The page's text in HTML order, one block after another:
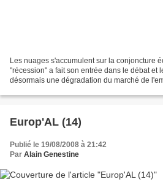
Les nuages s'accumulent sur la conjoncture
"récession" a fait son entrée dans le débat et
désormais une dégradation du marché de
Europ'AL (14)
Publié le 19/08/2008 à 21:42
Par Alain Genestine